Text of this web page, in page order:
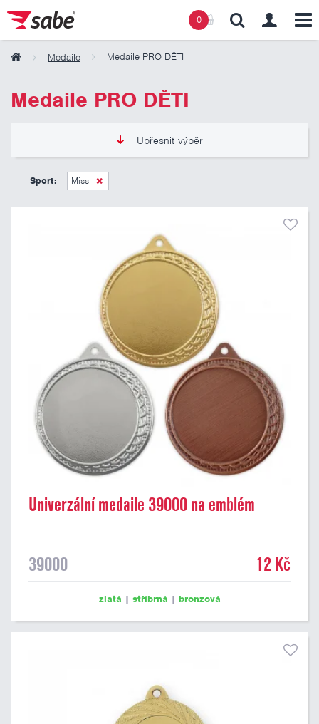
0
Medaile Medaile PRO DĚTI
Medaile PRO DĚTI
Upřesnit výběr
Pouze skladem
12 Kč
Sport: Miss
Univerzální medaile 39000 na emblém
39000 12 Kč
zlatá | stříbrná | bronzová
Obsah košíku